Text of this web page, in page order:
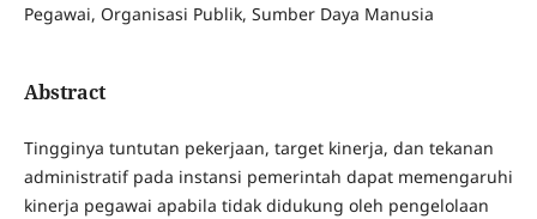
Pegawai, Organisasi Publik, Sumber Daya Manusia
Abstract
Tingginya tuntutan pekerjaan, target kinerja, dan tekanan
administratif pada instansi pemerintah dapat memengaruhi
kinerja pegawai apabila tidak didukung oleh pengelolaan